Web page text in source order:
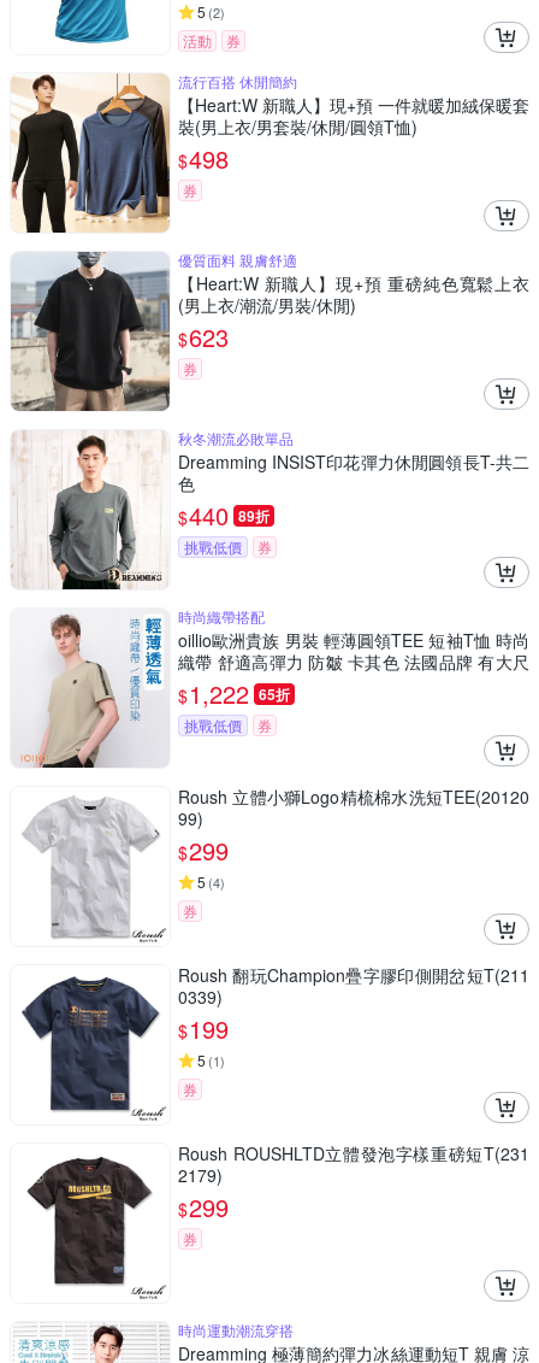
5 (2)
活動
券
流行百搭 休閒簡約
【Heart:W 新職人】現+預 一件就暖加絨保暖套
裝(男上衣/男套裝/休閒/圓領T恤)
$498
券
優質面料 親膚舒適
【Heart:W 新職人】現+預 重磅純色寬鬆上衣
(男上衣/潮流/男裝/休閒)
$623
券
秋冬潮流必敗單品
Dreamming INSIST印花彈力休閒圓領長T-共二
色
$440 89折
挑戰低價 券
時尚織帶搭配
oillio歐洲貴族 男裝 輕薄圓領TEE 短袖T恤 時尚
織帶 舒適高彈力 防皺 卡其色 法國品牌 有大尺
碼
$1,222 65折
挑戰低價 券
Roush 立體小獅Logo精梳棉水洗短TEE(20120
99)
$299
5 (4)
券
Roush 翻玩Champion疊字膠印側開岔短T(211
0339)
$199
5 (1)
券
Roush ROUSHLTD立體發泡字樣重磅短T(231
2179)
$299
券
時尚運動潮流穿搭
Dreamming 極薄簡約彈力冰絲運動短T 親膚 涼